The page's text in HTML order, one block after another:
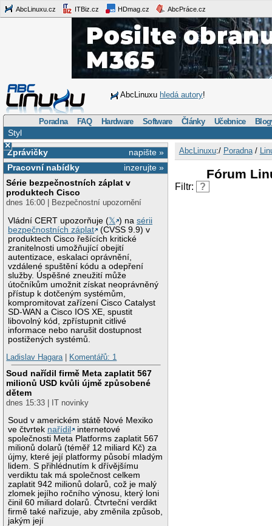
AbcLinuxu.cz ITBiz.cz HDmag.cz AbcPráce.cz
AbcLinuxu hledá autory!
Poradna FAQ Hardware Software Články Učebnice
Styl
×
napište »
Zprávičky
inzerujte »
Pracovní nabídky
Série bezpečnostních záplat v
produktech Cisco
dnes 16:00 | Bezpečnostní upozornění
Vládní CERT upozorňuje (𝕏 ) nasérii
bezpečnostních záplat
(CVSS 9.9) v
produktech Cisco řešících kritické
zranitelnosti umožňující obejití
autentizace, eskalaci oprávnění,
vzdálené spuštění kódu a odepření
služby. Úspěšné zneužití může
útočníkům umožnit získat neoprávněný
přístup k dotčeným systémům,
kompromitovat zařízení Cisco Catalyst
SD-WAN a Cisco IOS XE, spustit
libovolný kód, zpřístupnit citlivé
informace nebo narušit dostupnost
postižených systémů.
Ladislav Hagara| Komentářů: 1
Soud nařídil firmě Meta zaplatit 567
milionů USD kvůli újmě způsobené
dětem
dnes 15:33 | IT novinky
Soud v americkém státě Nové Mexiko
ve čtvrtek nařídil
internetové
společnosti Meta Platforms zaplatit 567
milionů dolarů (téměř 12 miliard Kč) za
újmy, které její platformy působí mladým
lidem. S přihlédnutím k dřívějšímu
verdiktu tak má společnost celkem
zaplatit 942 milionů dolarů, což je malý
zlomek jejího ročního výnosu, který loni
činil 60 miliard dolarů. Čtvrteční verdikt
firmě také nařizuje, aby změnila způsob,
jakým její
AbcLinuxu:/ Poradna/
Fórum
Filtr: ?